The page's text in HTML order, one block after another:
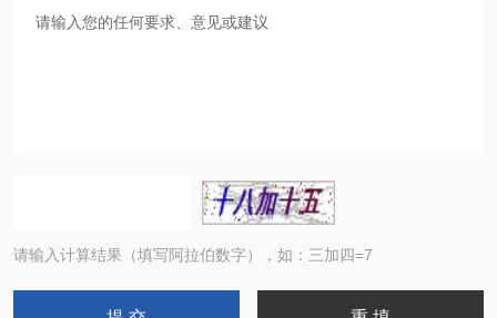
请输入计算结果（填写阿拉伯数字），如：三加四=7